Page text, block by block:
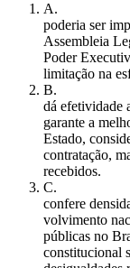
A.
poderia ser
Assembleia
Poder
limitação na
B.
dá efetividade
garante a
Estado,
contratação,
recebidos.
C.
confere
volvimento
públicas no
constitucional